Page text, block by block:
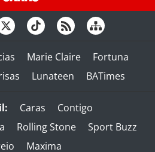
Marie Claire
Fortuna
Lunateen BATimes
Caras
Contigo
Rolling Stone
Sport Buzz
Maxima